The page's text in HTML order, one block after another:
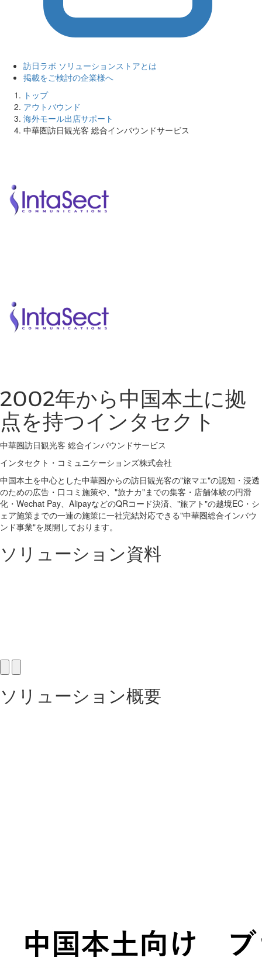
訪日ラボ ソリューションストアとは
掲載をご検討の企業様へ
トップ
アウトバウンド
海外モール出店サポート
中華圏訪日観光客 総合インバウンドサービス
2002年から中国本土に拠
点を持つインタセクト
中華圏訪日観光客 総合インバウンドサービス
インタセクト・コミュニケーションズ株式会社
中国本土を中心とした中華圏からの訪日観光客の"旅マエ"の認知・浸透
のための広告・口コミ施策や、"旅ナカ"までの集客・店舗体験の円滑
化・Wechat Pay、AlipayなどのQRコード決済、"旅アト"の越境EC・シ
ェア施策までの一連の施策に一社完結対応できる"中華圏総合インバウ
ンド事業"を展開しております。
ソリューション資料
ソリューション概要